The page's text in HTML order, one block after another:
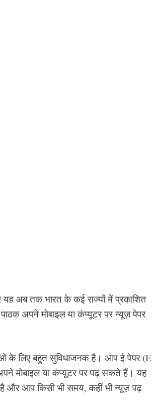
अब तक भारत के कई राज्यों में प्रकाशित
अपने मोबाइल या कंप्यूटर पर न्यूज़ पेपर
के लिए बहुत सुविधाजनक है। आप ई पेपर (E
मोबाइल या कंप्यूटर पर पढ़ सकते हैं। यह
और आप किसी भी समय, कहीं भी न्यूज़ पढ़